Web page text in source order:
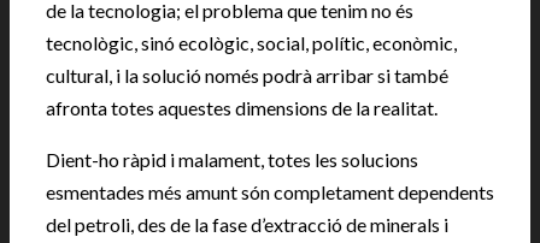
de la tecnologia; el problema que tenim no és
tecnològic, sinó ecològic, social, polític, econòmic,
cultural, i la solució només podrà arribar si també
afronta totes aquestes dimensions de la realitat.
Dient-ho ràpid i malament, totes les solucions
esmentades més amunt són completament dependents
del petroli, des de la fase d’extracció de minerals i